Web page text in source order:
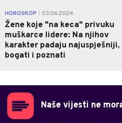
HOROSKOP 03.06.2024.
Žene koje "na keca" privuku
muškarce lidere: Na njihov
karakter padaju najuspješniji,
bogati i poznati
Naše vijesti ne